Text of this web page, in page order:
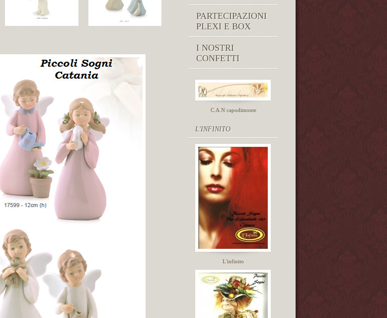
PARTECIPAZIONI
PLEXI E BOX
I NOSTRI
CONFETTI
C.A.N capodimonte
L'INFINITO
L'infinito